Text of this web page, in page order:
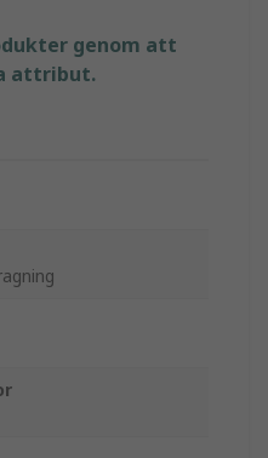
genom att
attribut.